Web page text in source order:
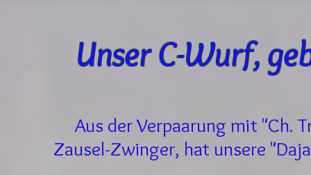
Unser C-Wurf,
Aus der Verpaarung mit "Ch.
Zausel-Zwinger, hat unsere